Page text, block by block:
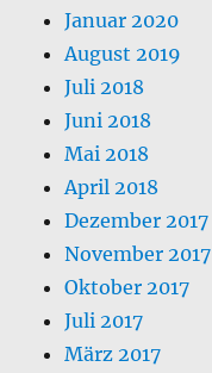
Januar 2020
August 2019
Juli 2018
Juni 2018
Mai 2018
April 2018
Dezember 2017
November 2017
Oktober 2017
Juli 2017
März 2017